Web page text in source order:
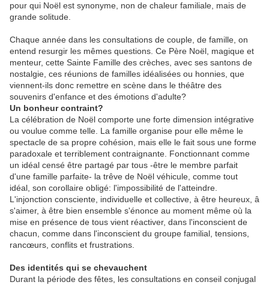
pour qui Noël est synonyme, non de chaleur familiale, mais de
grande solitude.
Chaque année dans les consultations de couple, de famille, on
entend resurgir les mêmes questions. Ce Père Noël, magique et
menteur, cette Sainte Famille des crèches, avec ses santons de
nostalgie, ces réunions de familles idéalisées ou honnies, que
viennent-ils donc remettre en scène dans le théâtre des
souvenirs d'enfance et des émotions d'adulte?
Un bonheur contraint?
La célébration de Noël comporte une forte dimension intégrative
ou voulue comme telle. La famille organise pour elle même le
spectacle de sa propre cohésion, mais elle le fait sous une forme
paradoxale et terriblement contraignante. Fonctionnant comme
un idéal censé être partagé par tous -être le membre parfait
d'une famille parfaite- la trêve de Noël véhicule, comme tout
idéal, son corollaire obligé: l'impossibilité de l'atteindre.
L'injonction consciente, individuelle et collective, à être heureux, â
s'aimer, à être bien ensemble s'énonce au moment même où la
mise en présence de tous vient réactiver, dans l'inconscient de
chacun, comme dans l'inconscient du groupe familial, tensions,
rancœurs, conflits et frustrations.
Des identités qui se chevauchent
Durant la période des fêtes, les consultations en conseil conjugal